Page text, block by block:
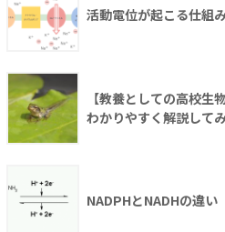
活動電位が起こる仕組
【教養としての高校生
わかりやすく解説して
NADPHとNADHの違い